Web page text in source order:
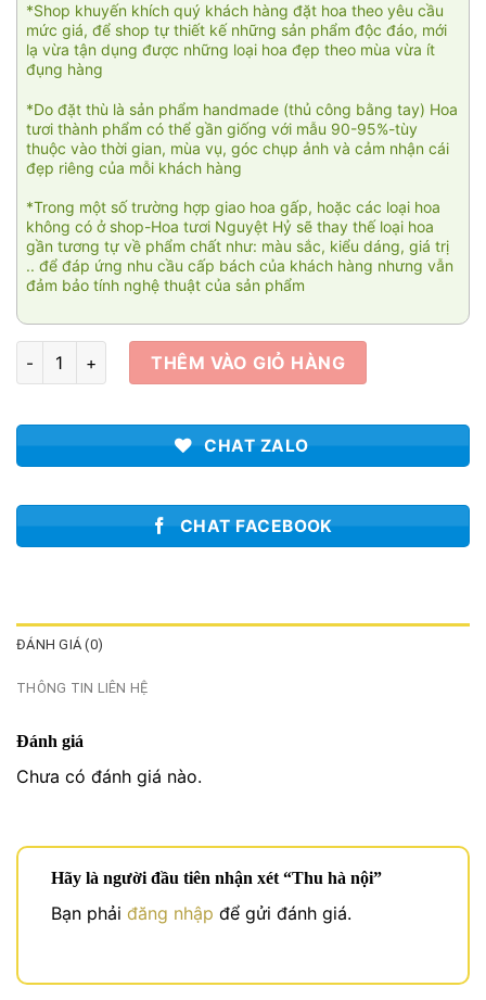
*Shop khuyến khích quý khách hàng đặt hoa theo yêu cầu
mức giá, để shop tự thiết kế những sản phẩm độc đáo, mới
lạ vừa tận dụng được những loại hoa đẹp theo mùa vừa ít
đụng hàng
*Do đặt thù là sản phẩm handmade (thủ công bằng tay) Hoa
tươi thành phẩm có thể gần giống với mẫu 90-95%-tùy
thuộc vào thời gian, mùa vụ, góc chụp ảnh và cảm nhận cái
đẹp riêng của mỗi khách hàng
*Trong một số trường hợp giao hoa gấp, hoặc các loại hoa
không có ở shop-Hoa tươi Nguyệt Hỷ sẽ thay thế loại hoa
gần tương tự về phẩm chất như: màu sắc, kiểu dáng, giá trị
.. để đáp ứng nhu cầu cấp bách của khách hàng nhưng vẫn
đảm bảo tính nghệ thuật của sản phẩm
Thu hà nội số lượngTHÊM VÀO GIỎ HÀNG
CHAT ZALO
CHAT FACEBOOK
ĐÁNH GIÁ (0)
THÔNG TIN LIÊN HỆ
Đánh giá
Chưa có đánh giá nào.
Hãy là người đầu tiên nhận xét “Thu hà nội”
Bạn phải đăng nhập để gửi đánh giá.